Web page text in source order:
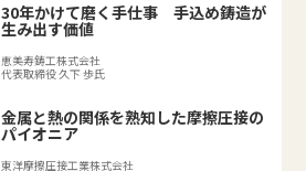
30年かけて磨く手仕事 手込め鋳造が
生み出す価値
恵美寿鋳工株式会社
代表取締役 久下 歩氏
金属と熱の関係を熟知した摩擦圧接の
パイオニア
東洋摩擦圧接工業株式会社